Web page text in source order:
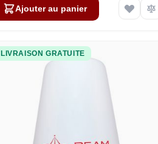
Ajouter au panier
LIVRAISON GRATUITE